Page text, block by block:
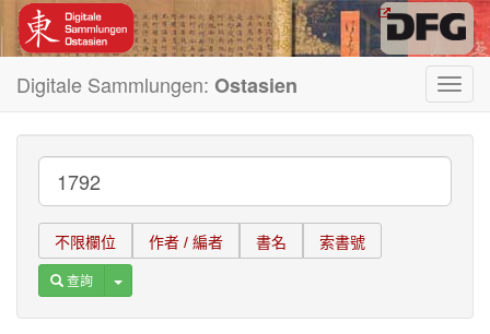
Digitale Sammlungen: Ostasien
不限欄位 作者 / 編者 書名 索書號
查詢 Toggle Dropdown